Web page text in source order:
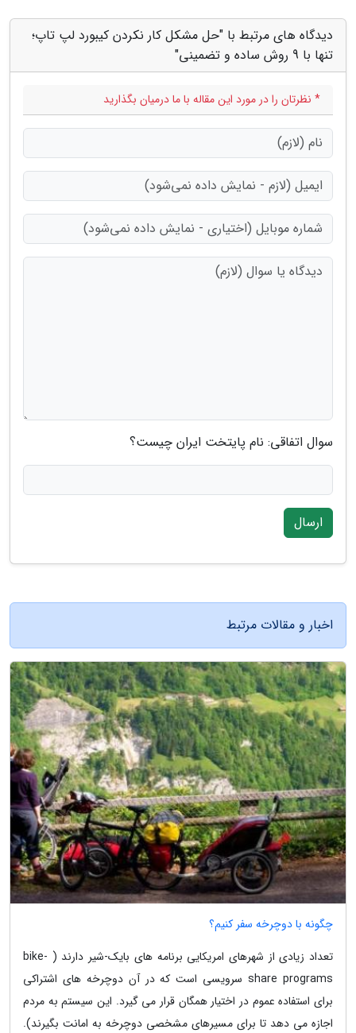
دیدگاه های مرتبط با "حل مشکل کار نکردن کیبورد لپ تاپ؛
تنها با 9 روش ساده و تضمینی"
* نظرتان را در مورد این مقاله با ما درمیان بگذارید
سوال اتفاقی: نام پایتخت ایران چیست؟
ارسال
اخبار و مقالات مرتبط
چگونه با دوچرخه سفر کنیم؟
تعداد زیادی از شهرهای امریکایی برنامه های بایک-شیر دارند ( bike-
share programs سرویسی است که در آن دوچرخه های اشتراکی
برای استفاده عموم در اختیار همگان قرار می گیرد. این سیستم به مردم
اجازه می دهد تا برای مسیرهای مشخصی دوچرخه به امانت بگیرند).